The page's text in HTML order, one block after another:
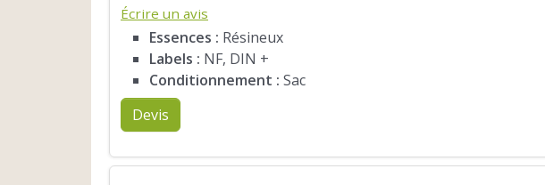
Écrire un avis
Essences : Résineux
Labels : NF, DIN +
Conditionnement : Sac
Devis